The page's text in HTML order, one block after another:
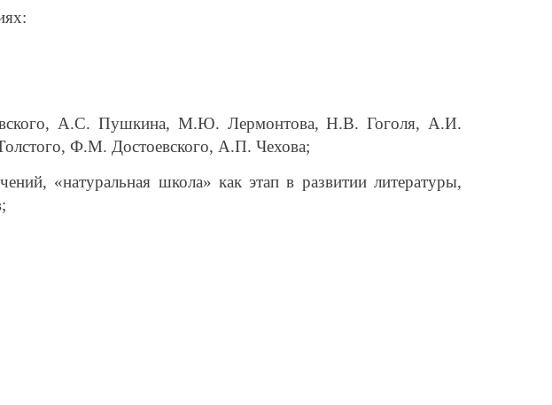
А.С. Пушкина, М.Ю. Лермонтова, Н.В. Гоголя, А.И.
Ф.М. Достоевского, А.П. Чехова;
«натуральная школа» как этап в развитии литературы,